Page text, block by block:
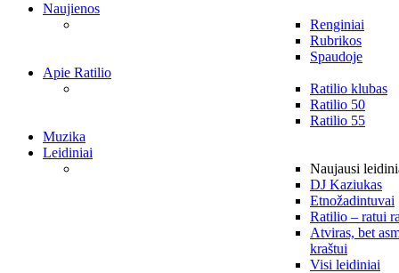
Naujienos
Renginiai
Rubrikos
Spaudoje
Apie Ratilio
Ratilio klubas
Ratilio 50
Ratilio 55
Muzika
Leidiniai
Naujausi
DJ Kaziukas
Etnožadintuvai
Ratilio – ratui
Atviras, bet
kraštui
Visi leidiniai